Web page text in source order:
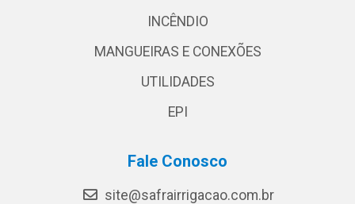
INCÊNDIO
MANGUEIRAS E CONEXÕES
UTILIDADES
EPI
Fale Conosco
site@safrairrigacao.com.br